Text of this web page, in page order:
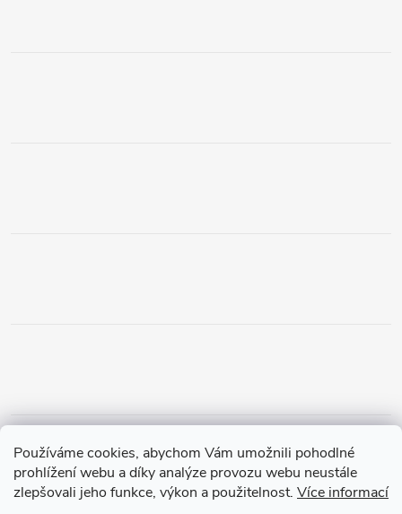
Používáme cookies, abychom Vám umožnili pohodlné
prohlížení webu a díky analýze provozu webu neustále
zlepšovali jeho funkce, výkon a použitelnost. Více informací
Zásady ochrany osobních údajů
Doprava a platba Tříletá záruka